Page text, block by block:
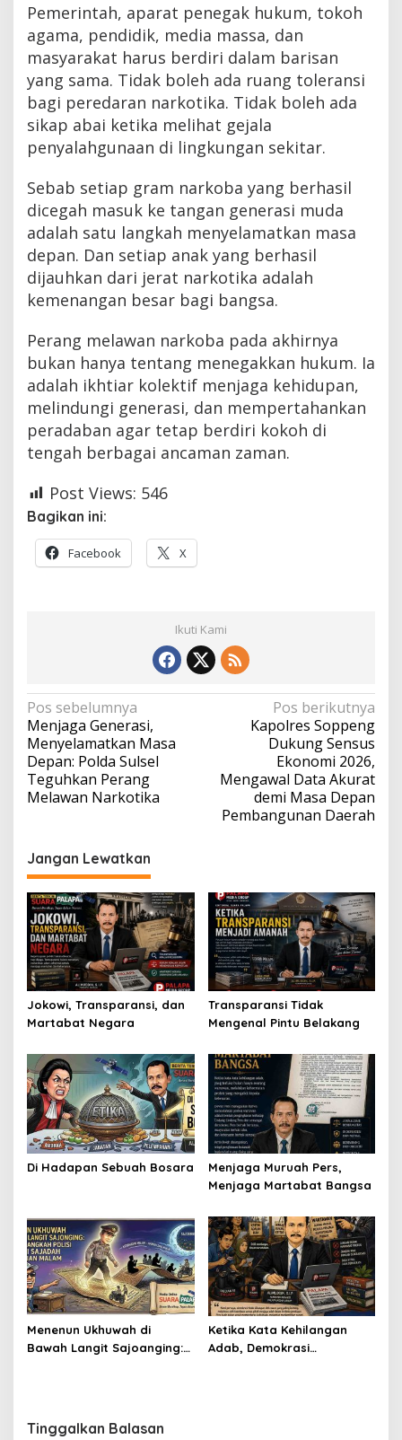
Pemerintah, aparat penegak hukum, tokoh
agama, pendidik, media massa, dan
masyarakat harus berdiri dalam barisan
yang sama. Tidak boleh ada ruang toleransi
bagi peredaran narkotika. Tidak boleh ada
sikap abai ketika melihat gejala
penyalahgunaan di lingkungan sekitar.
Sebab setiap gram narkoba yang berhasil
dicegah masuk ke tangan generasi muda
adalah satu langkah menyelamatkan masa
depan. Dan setiap anak yang berhasil
dijauhkan dari jerat narkotika adalah
kemenangan besar bagi bangsa.
Perang melawan narkoba pada akhirnya
bukan hanya tentang menegakkan hukum. Ia
adalah ikhtiar kolektif menjaga kehidupan,
melindungi generasi, dan mempertahankan
peradaban agar tetap berdiri kokoh di
tengah berbagai ancaman zaman.
Post Views: 546
Bagikan ini:
Facebook X
Ikuti Kami
Navigasi
pos
Pos sebelumnya
Menjaga Generasi,
Menyelamatkan Masa
Depan: Polda Sulsel
Teguhkan Perang
Melawan Narkotika
Pos berikutnya
Kapolres Soppeng
Dukung Sensus
Ekonomi 2026,
Mengawal Data Akurat
demi Masa Depan
Pembangunan Daerah
Jangan Lewatkan
Jokowi, Transparansi, dan
Martabat Negara
Transparansi Tidak
Mengenal Pintu Belakang
Di Hadapan Sebuah Bosara
Menjaga Muruah Pers,
Menjaga Martabat Bangsa
Menenun Ukhuwah di
Bawah Langit Sajoanging:
Ketika Kata Kehilangan
Adab, Demokrasi
Tinggalkan Balasan